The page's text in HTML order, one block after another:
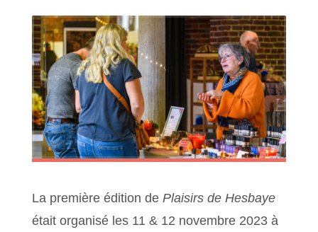
La première édition de Plaisirs de Hesbaye
était organisé les 11 & 12 novembre 2023 à